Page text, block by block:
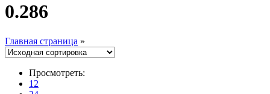
0.286
Главная страница »
Просмотреть:
12